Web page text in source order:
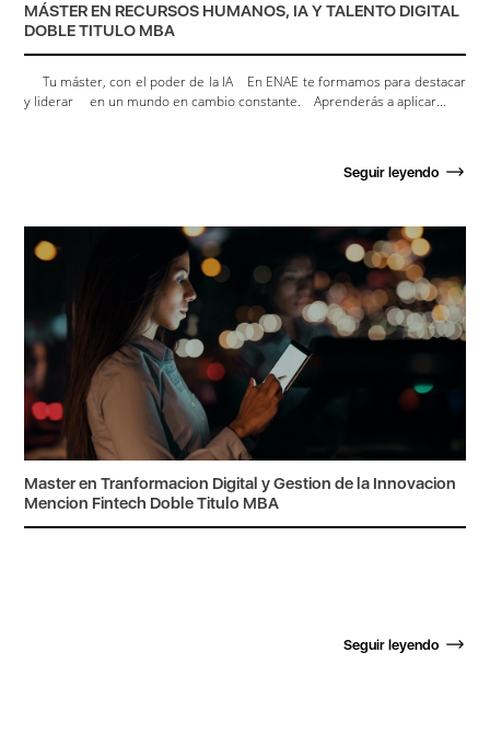
MÁSTER EN RECURSOS HUMANOS, IA Y TALENTO DIGITAL
DOBLE TITULO MBA
Tu máster, con el poder de la IA En ENAE te formamos para destacar
y liderar en un mundo en cambio constante. Aprenderás a aplicar...
Seguir leyendo
Master en Tranformacion Digital y Gestion de la Innovacion
Mencion Fintech Doble Titulo MBA
Seguir leyendo